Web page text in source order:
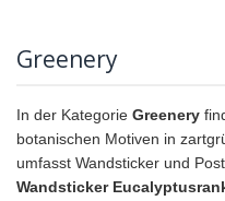
Greenery
In der Kategorie Greenery
botanischen Motiven in
umfasst Wandsticker und
Wandsticker